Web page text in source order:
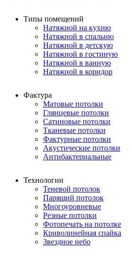
Типы помещений
Натяжной на кухню
Натяжной в спальню
Натяжной в детскую
Натяжной в гостиную
Натяжной в ванную
Натяжной в коридор
Фактура
Матовые потолки
Глянцевые потолки
Сатиновые потолки
Тканевые потолки
Фактурные потолки
Акустические потолки
Антибактериальные
Технологии
Теневой потолок
Парящий потолок
Многоуровневые
Резные потолки
Фотопечать на потолке
Криволинейная спайка
Звездное небо